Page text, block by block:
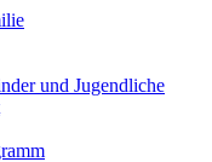
und Jugendliche